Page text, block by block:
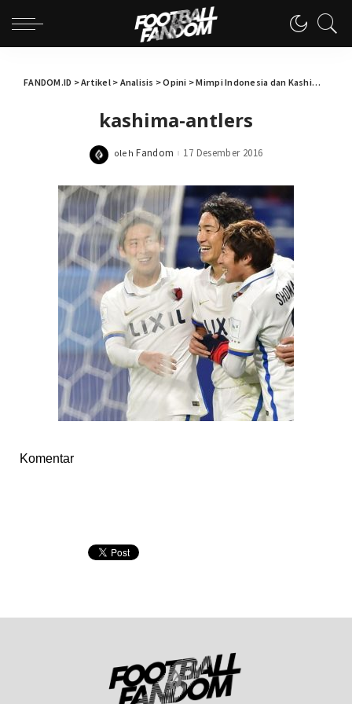
FANDOM.ID >Artikel> Analisis >Opini >Mimpi Indonesia dan Kashima Antlers
kashima-antlers
Posted
oleh Fandom 17 Desember 2016
Komentar